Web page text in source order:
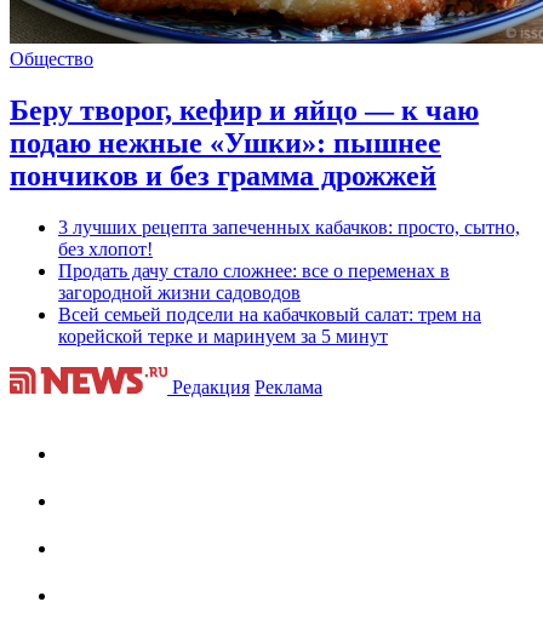
Общество
Беру творог, кефир и яйцо — к чаю
подаю нежные «Ушки»: пышнее
пончиков и без грамма дрожжей
3 лучших рецепта запеченных кабачков: просто, сытно,
без хлопот!
Продать дачу стало сложнее: все о переменах в
загородной жизни садоводов
Всей семьей подсели на кабачковый салат: трем на
корейской терке и маринуем за 5 минут
Редакция Реклама